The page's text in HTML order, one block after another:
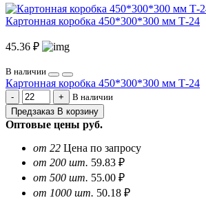
Картонная коробка 450*300*300 мм Т-24
45.36 ₽
В наличии
Картонная коробка 450*300*300 мм Т-24
В наличии
Предзаказ В корзину
Оптовые цены руб.
от 22 Цена по запросу
от 200 шт. 59.83 ₽
от 500 шт. 55.00 ₽
от 1000 шт. 50.18 ₽